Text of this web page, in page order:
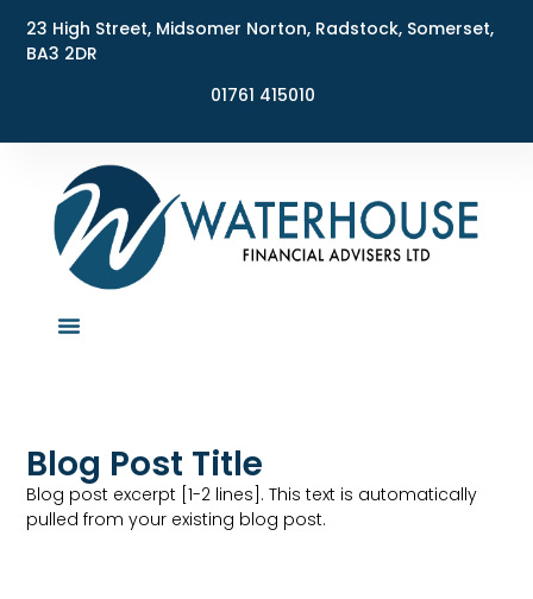
23 High Street, Midsomer Norton, Radstock, Somerset,
BA3 2DR
01761 415010
Blog Post Title
Blog post excerpt [1-2 lines]. This text is automatically
pulled from your existing blog post.